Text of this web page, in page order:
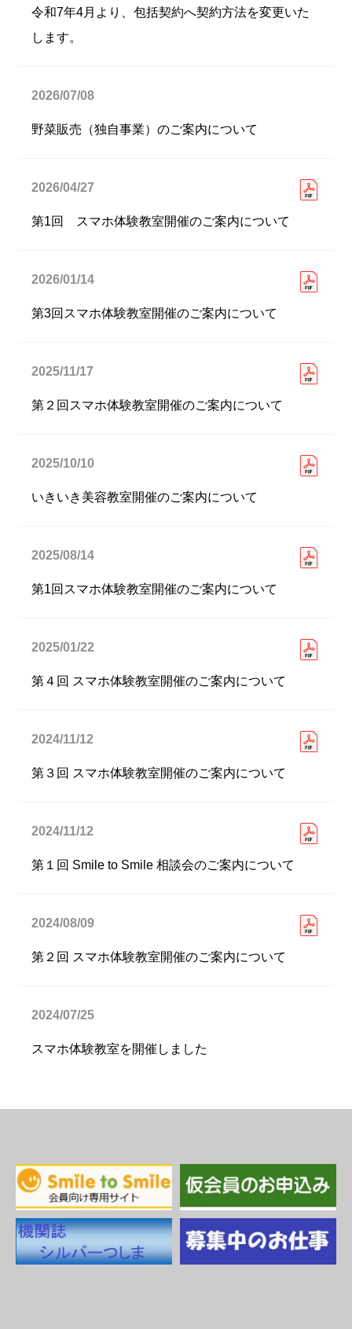
令和7年4月より、包括契約へ契約方法を変更いた
します。
2026/07/08
野菜販売（独自事業）のご案内について
2026/04/27
第1回 スマホ体験教室開催のご案内について
2026/01/14
第3回スマホ体験教室開催のご案内について
2025/11/17
第２回スマホ体験教室開催のご案内について
2025/10/10
いきいき美容教室開催のご案内について
2025/08/14
第1回スマホ体験教室開催のご案内について
2025/01/22
第４回 スマホ体験教室開催のご案内について
2024/11/12
第３回 スマホ体験教室開催のご案内について
2024/11/12
第１回 Smile to Smile 相談会のご案内について
2024/08/09
第２回 スマホ体験教室開催のご案内について
2024/07/25
スマホ体験教室を開催しました